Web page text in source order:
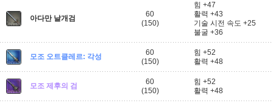
아다만 날개검
60
(150)
힘 +47
활력 +43
기술 시전 속도 +25
불굴 +36
모조 오트클레르: 각성
60
(150)
힘 +52
활력 +48
모조 제후의 검
60
(150)
힘 +52
활력 +48